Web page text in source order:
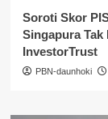
Soroti Skor
Singapura
InvestorTrust
PBN-daunhoki